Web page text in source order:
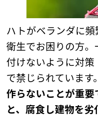
ハトがベランダに
衛生でお困りの方
付けないように対
で禁じられています。
作らないことが重
と、腐食し建物を